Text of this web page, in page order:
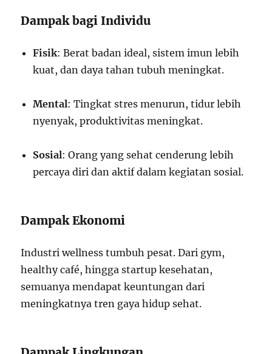
Dampak bagi Individu
Fisik: Berat badan ideal, sistem imun lebih
kuat, dan daya tahan tubuh meningkat.
Mental: Tingkat stres menurun, tidur lebih
nyenyak, produktivitas meningkat.
Sosial: Orang yang sehat cenderung lebih
percaya diri dan aktif dalam kegiatan sosial.
Dampak Ekonomi
Industri wellness tumbuh pesat. Dari gym,
healthy café, hingga startup kesehatan,
semuanya mendapat keuntungan dari
meningkatnya tren gaya hidup sehat.